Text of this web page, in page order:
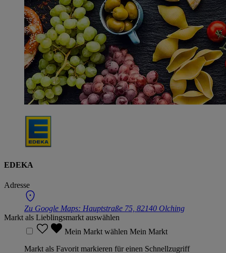
EDEKA
Adresse
Zu Google Maps: Hauptstraße 75, 82140 Olching
Markt als Lieblingsmarkt auswählen
Mein Markt wählen Mein Markt
Markt als Favorit markieren für einen Schnellzugriff